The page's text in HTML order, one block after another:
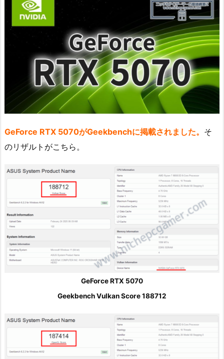
GeForce RTX 5070がGeekbenchに掲載されました。 そ
のリザルトがこちら。
GeForce RTX 5070
Geekbench Vulkan Score 188712